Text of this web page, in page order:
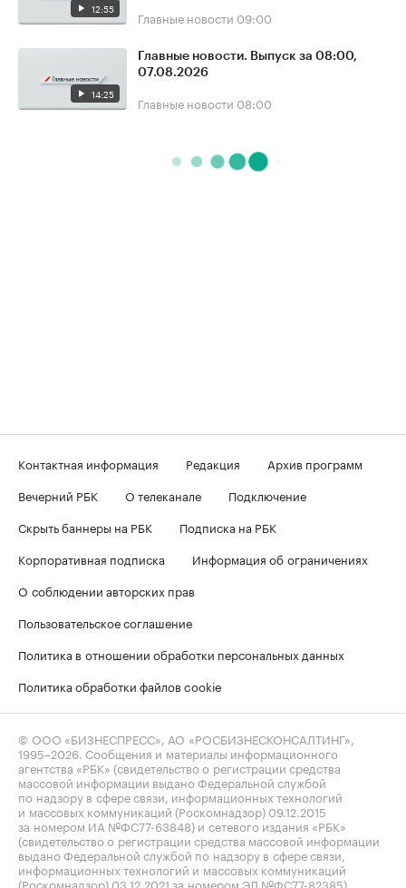
12:55 Главные новости 09:00
14:25
Главные новости. Выпуск за 08:00,
07.08.2026
Главные новости 08:00
Контактная информация Редакция
Архив программ
Вечерний РБК
О телеканале
Подключение
Скрыть баннеры на РБК
Подписка на РБК
Корпоративная подписка
Информация об ограничениях
О соблюдении авторских прав
Пользовательское соглашение
Политика в отношении обработки персональных данных
Политика обработки файлов cookie
© ООО «БИЗНЕСПРЕСС», АО «РОСБИЗНЕСКОНСАЛТИНГ»,
1995–2026 . Сообщения и материалы информационного
агентства «РБК» (свидетельство о регистрации средства
массовой информации выдано Федеральной службой
по надзору в сфере связи, информационных технологий
и массовых коммуникаций (Роскомнадзор) 09.12.2015
за номером ИА №ФС77-63848) и сетевого издания «РБК»
(свидетельство о регистрации средства массовой информации
выдано Федеральной службой по надзору в сфере связи,
информационных технологий и массовых коммуникаций
(Роскомнадзор) 03.12.2021 за номером ЭЛ №ФС77-82385)